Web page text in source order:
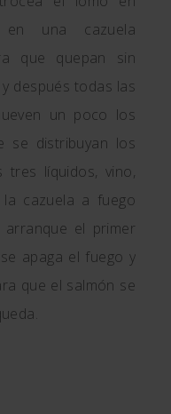
una cazuela
que quepan sin
después todas las
un poco los
se distribuyan los
tres líquidos, vino,
cazuela a fuego
el primer
apaga el fuego y
que el salmón se